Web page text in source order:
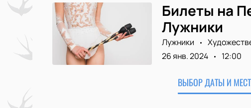
Билеты на
Лужники
Лужники
26 янв. 2024
12:00
ВЫБОР ДАТЫ И